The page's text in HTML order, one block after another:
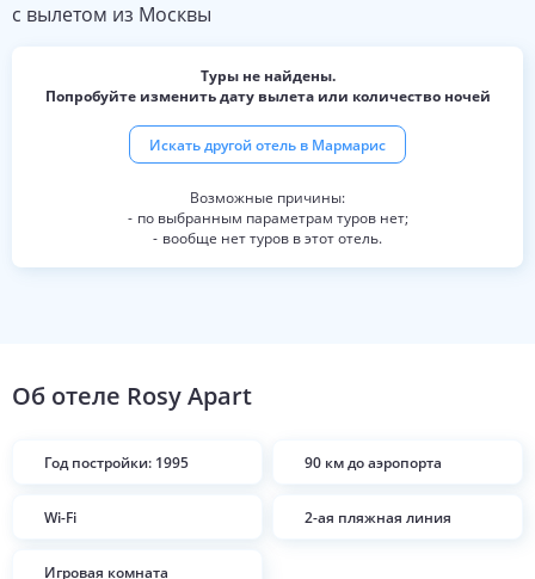
с вылетом из Москвы
Туры не найдены.
Попробуйте изменить дату вылета или количество ночей
Искать другой отель в Мармарис
по выбранным параметрам туров нет;
вообще нет туров в этот отель.
Об отеле Rosy Apart
Год постройки: 1995 90 км до аэропорта
Wi-Fi 2-ая пляжная линия
Игровая комната